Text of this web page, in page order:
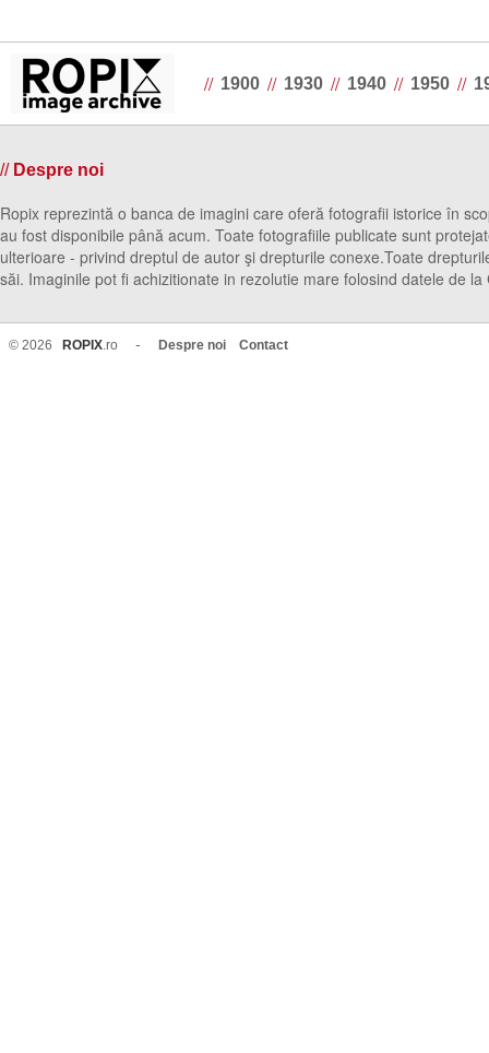
// 1900 // 1930 // 1940 // 1950 //
//Despre noi
Ropix reprezintă o banca de imagini care oferă fotografii istorice în
au fost disponibile până acum. Toate fotografiile publicate sunt
ulterioare - privind dreptul de autor şi drepturile conexe.Toate
săi. Imaginile pot fi achizitionate in rezolutie mare folosind datele de la
© 2026 ROPIX.ro - Despre noi Contact